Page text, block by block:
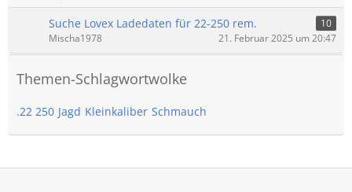
Suche Lovex Ladedaten für 22-250 rem.
10
Mischa1978
21. Februar 2025 um 20:47
Themen-Schlagwortwolke
.22 250 Jagd Kleinkaliber Schmauch